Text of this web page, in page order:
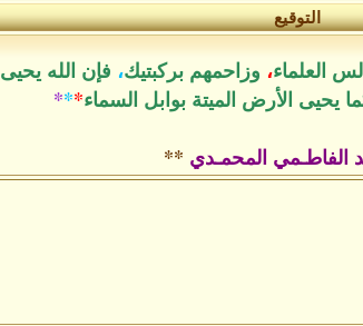
التوقيع
العلماء، وزاحمهم بركبتيك، فإن الله يحيى
يحيى الأرض الميتة بوابل السماء*
*
*
الفاطـمي المحمـدي **